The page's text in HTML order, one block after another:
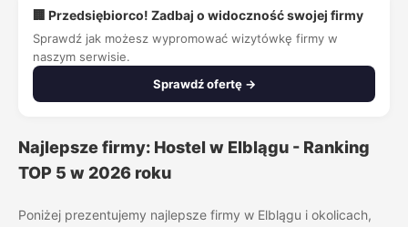
🏢 Przedsiębiorco! Zadbaj o widoczność swojej firmy
Sprawdź jak możesz wypromować wizytówkę firmy w
naszym serwisie.
Sprawdź ofertę →
Najlepsze firmy: Hostel w Elblągu - Ranking
TOP 5 w 2026 roku
Poniżej prezentujemy najlepsze firmy w Elblągu i okolicach,